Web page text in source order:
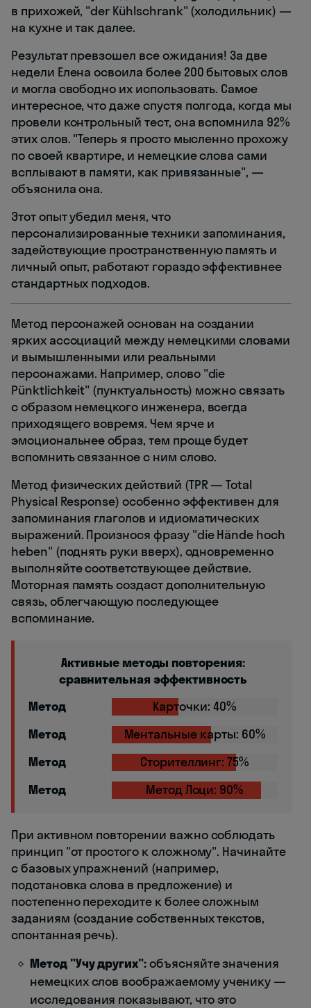
в прихожей, "der Kühlschrank" (холодильник) —
на кухне и так далее.
Результат превзошел все ожидания! За две
недели Елена освоила более 200 бытовых слов
и могла свободно их использовать. Самое
интересное, что даже спустя полгода, когда мы
провели контрольный тест, она вспомнила 92%
этих слов. "Теперь я просто мысленно прохожу
по своей квартире, и немецкие слова сами
всплывают в памяти, как привязанные", —
объяснила она.
Этот опыт убедил меня, что
персонализированные техники запоминания,
задействующие пространственную память и
личный опыт, работают гораздо эффективнее
стандартных подходов.
Метод персонажей основан на создании
ярких ассоциаций между немецкими словами
и вымышленными или реальными
персонажами. Например, слово "die
Pünktlichkeit" (пунктуальность) можно связать
с образом немецкого инженера, всегда
приходящего вовремя. Чем ярче и
эмоциональнее образ, тем проще будет
вспомнить связанное с ним слово.
Метод физических действий (TPR — Total
Physical Response) особенно эффективен для
запоминания глаголов и идиоматических
выражений. Произнося фразу "die Hände hoch
heben" (поднять руки вверх), одновременно
выполняйте соответствующее действие.
Моторная память создаст дополнительную
связь, облегчающую последующее
вспоминание.
Активные методы повторения:
сравнительная эффективность
Метод
Карточки: 40%
Метод
Ментальные карты: 60%
Метод
Сторителлинг: 75%
Метод
Метод Лоци: 90%
При активном повторении важно соблюдать
принцип "от простого к сложному". Начинайте
с базовых упражнений (например,
подстановка слова в предложение) и
постепенно переходите к более сложным
заданиям (создание собственных текстов,
спонтанная речь).
Метод "Учу других":объясняйте значения
немецких слов воображаемому ученику —
исследования показывают, что это